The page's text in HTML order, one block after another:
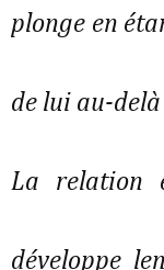
plonge en
de lui au-
La relation
développe